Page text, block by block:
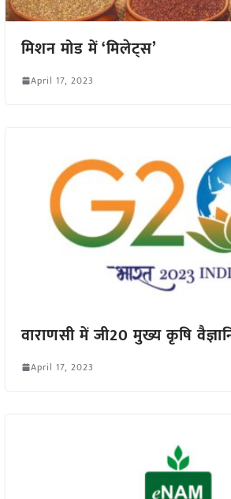
मिशन मोड में ‘मिलेट्स’
April 17, 2023
वाराणसी में जी20 मुख्य कृषि
April 17, 2023